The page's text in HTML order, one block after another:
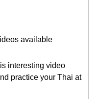
available
interesting video
practice your Thai at